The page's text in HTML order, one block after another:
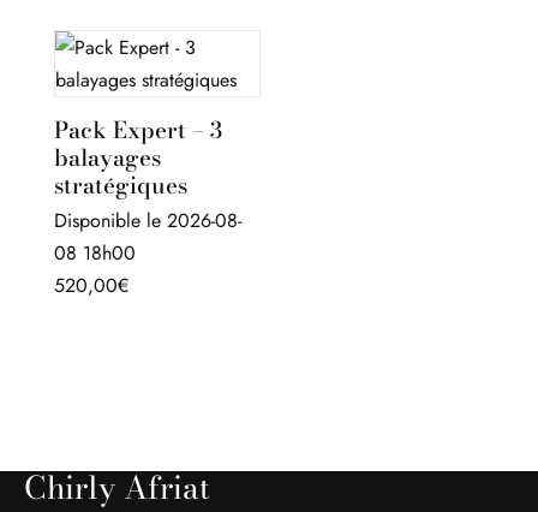
initial
était :
920,00€.
actuel
720,00€.
Pack Expert – 3
balayages
stratégiques
Disponible le 2026-08-
08 18h00
520,00€
Chirly Afriat